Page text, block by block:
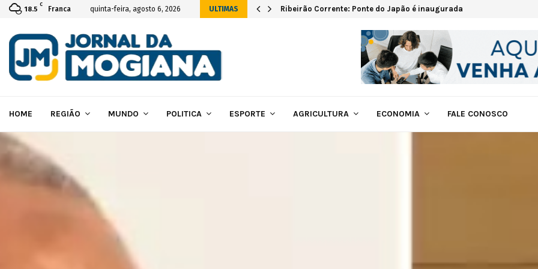
18.5
C
Franca quinta-feira, agosto 6, 2026 ULTIMAS
da construção das novas instalações… Ribeirão Corrente: Ponte do Japão é inaugurada
HOME REGIÃO MUNDO POLITICA ESPORTE AGRICULTURA ECONOMIA FALE CONOSCO